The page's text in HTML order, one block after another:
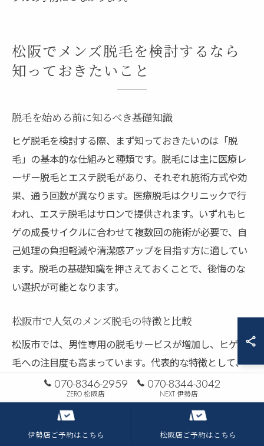
松阪でメンズ脱毛を検討するなら
知っておきたいこと
脱毛を始める前に知るべき基礎知識
ヒゲ脱毛を検討する際、まず知っておきたいのは「脱
毛」の基本的な仕組みと種類です。脱毛には主に医療レ
ーザー脱毛とエステ脱毛があり、それぞれ施術方式や効
果、通う回数が異なります。医療脱毛はクリニックで行
われ、エステ脱毛はサロンで提供されます。いずれもヒ
ゲの成長サイクルに合わせて複数回の施術が必要で、自
己処理の負担軽減や清潔感アップを目指す方に適してい
ます。脱毛の基礎知識を押さえておくことで、後悔のな
い選択が可能となります。
松阪市で人気のメンズ脱毛の特徴と比較
松阪市では、男性専用の脱毛サービスが増加し、ヒゲ脱
毛への注目度も高まっています。代表的な特徴として、
男性の濃いヒゲに対応した高出力機器や、肌への負担を
軽減する最新技術が導入されています。具体的には、施
術時間の短縮や痛みを抑える工夫、通いやすい立地や営
業時間など、利用者のライフスタイルに合わせたサービ
070-8346-2959
ZERO 松阪店
070-8344-3042
NEXT 伊勢店
伊勢店ご予約はこちら 松阪店ご予約はこちら